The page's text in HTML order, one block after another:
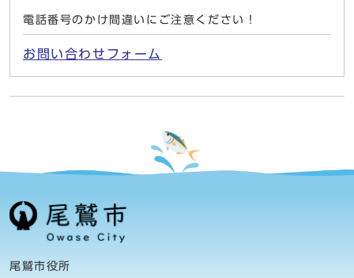
電話番号のかけ間違いにご注意ください！
お問い合わせフォーム
尾鷲市役所